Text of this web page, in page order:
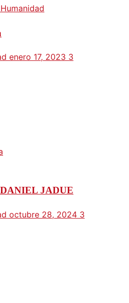
enero 17, 2023 3
JADUE
octubre 28, 2024 3